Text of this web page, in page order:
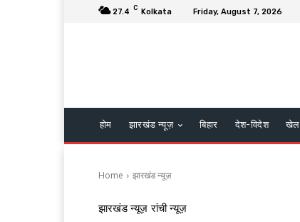
27.4 C Kolkata Friday, August 7, 2026
होम झारखंड न्यूज़ बिहार देश-विदेश खेल
Home झारखंड न्यूज़
झारखंड न्यूज़ रांची न्यूज़